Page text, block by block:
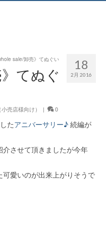
18
2月 2016
sale/卸売》てぬぐい
》てぬぐ
売店様向け） | 0
たアニバーサリー♪ 続編が
させて頂きましたが今年
愛いのが出来上がりそうで